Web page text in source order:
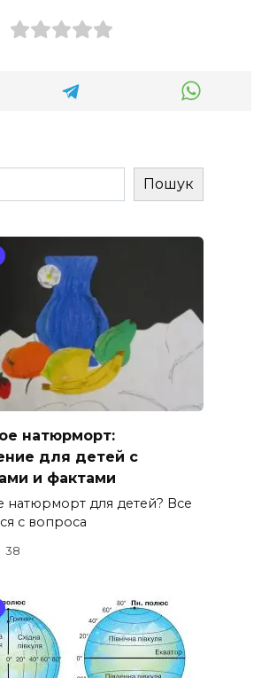
Пошук
натюрморт:
для детей с
и фактами
натюрморт для детей? Все
с вопроса
38